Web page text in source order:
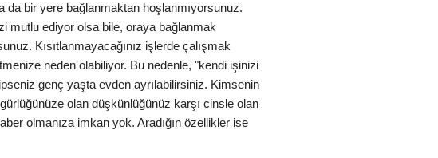
bir yere bağlanmaktan hoşlanmıyorsunuz.
mutlu ediyor olsa bile, oraya bağlanmak
Kısıtlanmayacağınız işlerde çalışmak
neden olabiliyor. Bu nedenle, "kendi işinizi
genç yaşta evden ayrılabilirsiniz. Kimsenin
olan düşkünlüğünüz karşı cinsle olan
olmanıza imkan yok. Aradığın özellikler ise